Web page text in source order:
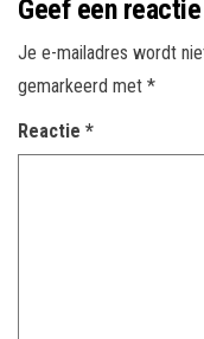
Geef een reactie
Je e-mailadres wordt
gemarkeerd met *
Reactie *